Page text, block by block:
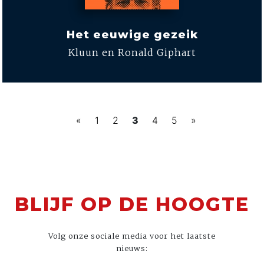
Het eeuwige gezeik
Kluun en Ronald Giphart
« 1 2 3 4 5 »
BLIJF OP DE HOOGTE
Volg onze sociale media voor het laatste
nieuws: